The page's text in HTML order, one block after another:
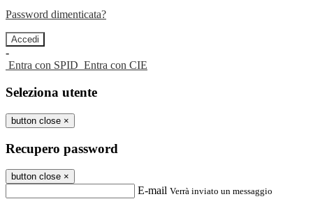
Password dimenticata?
-
Entra con SPID Entra con CIE
Seleziona utente
button close ×
Recupero password
button close ×
E-mail Verrà inviato un messaggio